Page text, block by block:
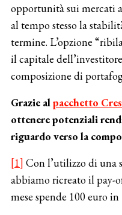
opportunità sui mercati
al tempo stesso la
termine. L’opzione
il capitale
composizione di
Grazie alpacchetto
ottenere potenziali
riguardo verso la
[1] Con l’utilizzo di una
abbiamo ricreato il pay-
mese spende 100 euro